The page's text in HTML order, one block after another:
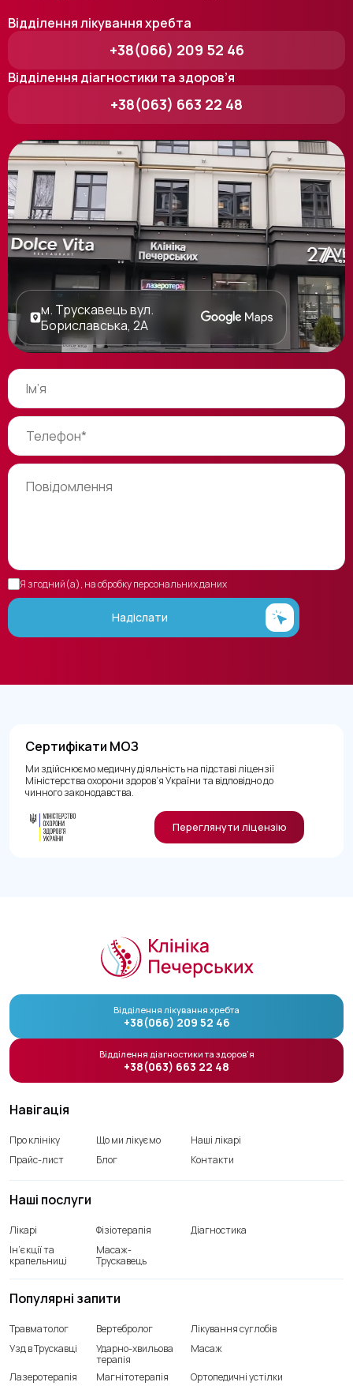
Я згодний(а), на обробку персональних даних
Надіслати
Відділення лікування хребта
+38(066) 209 52 46
Відділення діагностики та здоров’я
+38(063) 663 22 48
м. Трускавець вул.
Бориславська, 2А
Сертифікати МОЗ
Ми здійснюємо медичну діяльність на підставі ліцензії
Міністерства охорони здоров’я України та відповідно до
чинного законодавства.
Переглянути ліцензію
Навігація
Про клініку Що ми лікуємо
Наші лікарі
Прайс-лист
Блог Контакти
Наші послуги
Лікарі Фізіотерапія
Діагностика
Ін’єкції та
крапельниці
Масаж-
Трускавець
Популярні запити
Травматолог Вертебролог
Лікування суглобів
Узд в Трускавці
Ударно-хвильова
терапія
Масаж
Лазеротерапія Магнітотерапія Ортопедичні устілки
Відділення лікування хребта
+38(066) 209 52 46
Відділення діагностики та здоров’я
+38(063) 663 22 48